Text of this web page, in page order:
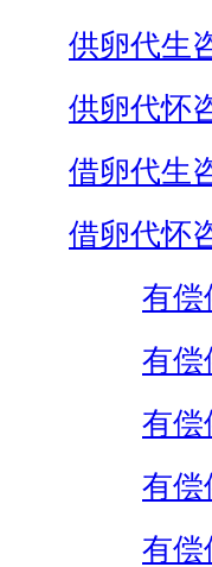
供卵代生
供卵代怀
借卵代生
借卵代怀
有偿
有偿
有偿
有偿
有偿